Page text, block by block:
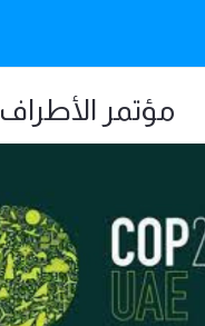
مؤتمر الأطراف